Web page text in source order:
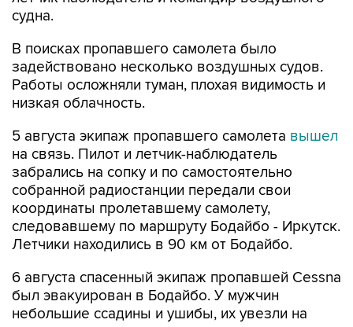
судна.
В поисках пропавшего самолета было
задействовано несколько воздушных судов.
Работы осложняли туман, плохая видимость и
низкая облачность.
5 августа экипаж пропавшего самолета вышел
на связь. Пилот и летчик-наблюдатель
забрались на сопку и по самостоятельно
собранной радиостанции передали свои
координаты пролетавшему самолету,
следовавшему по маршруту Бодайбо - Иркутск.
Летчики находились в 90 км от Бодайбо.
6 августа спасенный экипаж пропавшей Cessna
был эвакуирован в Бодайбо. У мужчин
небольшие ссадины и ушибы, их увезли на